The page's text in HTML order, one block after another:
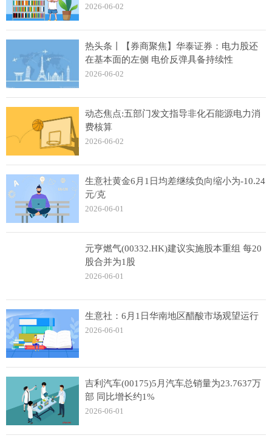
2026-06-02
热头条丨【券商聚焦】华泰证券：电力股还
在基本面的左侧 电价反弹具备持续性
2026-06-02
动态焦点:五部门发文指导非化石能源电力消
费核算
2026-06-02
生意社黄金6月1日均差继续负向缩小为-10.24
元/克
2026-06-01
元亨燃气(00332.HK)建议实施股本重组 每20
股合并为1股
2026-06-01
生意社：6月1日华南地区醋酸市场观望运行
2026-06-01
吉利汽车(00175)5月汽车总销量为23.7637万
部 同比增长约1%
2026-06-01